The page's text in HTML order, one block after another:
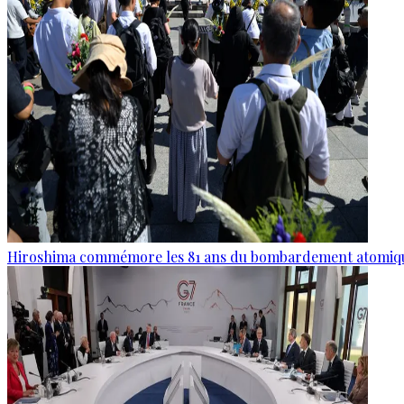
Hiroshima commémore les 81 ans du bombardement